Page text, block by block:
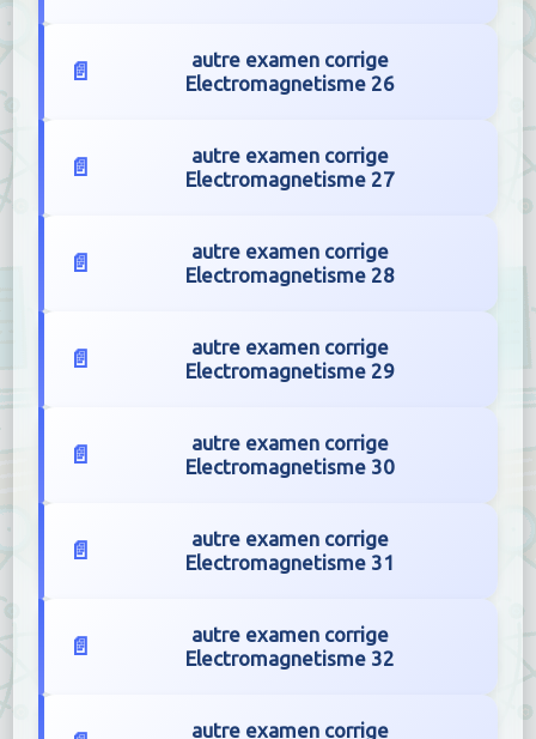
autre examen corrige
Electromagnetisme 26
autre examen corrige
Electromagnetisme 27
autre examen corrige
Electromagnetisme 28
autre examen corrige
Electromagnetisme 29
autre examen corrige
Electromagnetisme 30
autre examen corrige
Electromagnetisme 31
autre examen corrige
Electromagnetisme 32
autre examen corrige